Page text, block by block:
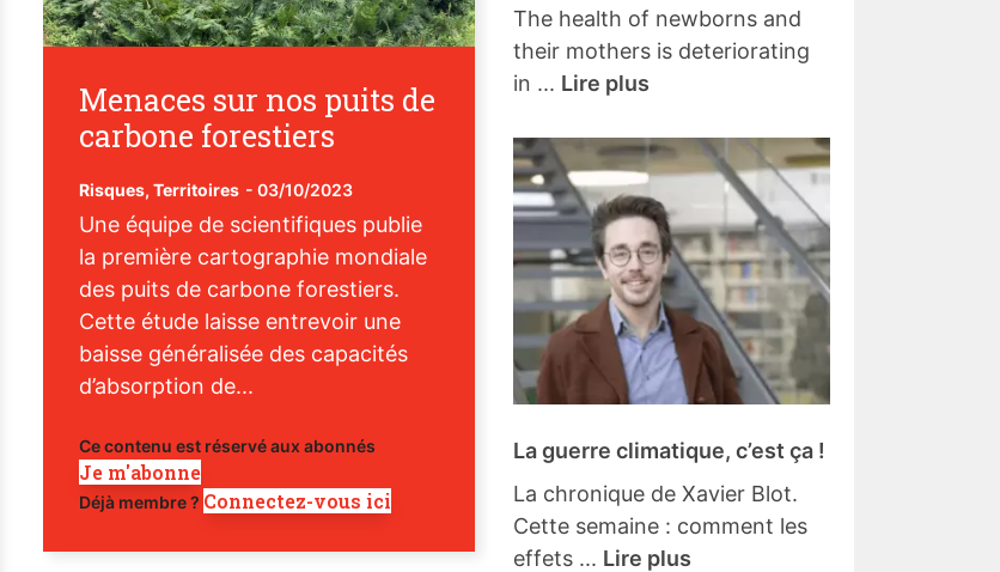
Menaces sur nos puits de
carbone forestiers
Risques, Territoires - 03/10/2023
Une équipe de scientifiques publie
la première cartographie mondiale
des puits de carbone forestiers.
Cette étude laisse entrevoir une
baisse généralisée des capacités
d’absorption de...
Ce contenu est réservé aux abonnés
Je m'abonne
Déjà membre ? Connectez-vous ici
The health of newborns and
their mothers is deteriorating
in ... Lire plus
La guerre climatique, c’est ça !
La chronique de Xavier Blot.
Cette semaine : comment les
effets ... Lire plus